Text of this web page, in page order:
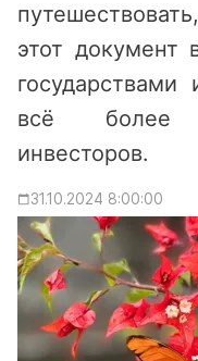
этот документ
всё более
инвесторов.
31.10.2024 8:00:00